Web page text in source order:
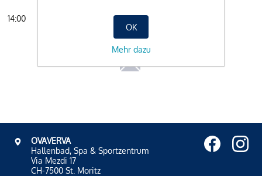
14:00
OVAVERVA
Hallenbad, Spa & Sportzentrum
Via Mezdi 17
CH-7500 St. Moritz
OK
Mehr dazu